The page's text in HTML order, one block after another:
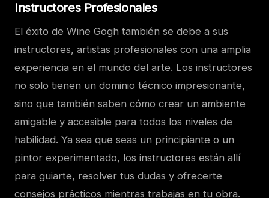
Instructores Profesionales
El éxito de Wine Gogh también se debe a sus
instructores, artistas profesionales con una amplia
experiencia en el mundo del arte. Los instructores
no solo tienen un dominio técnico impresionante,
sino que también saben cómo crear un ambiente
amigable y accesible para todos los niveles de
habilidad. Ya sea que seas un principiante o un
pintor experimentado, los instructores están allí
para guiarte, resolver tus dudas y ofrecerte
consejos prácticos mientras trabajas en tu obra.